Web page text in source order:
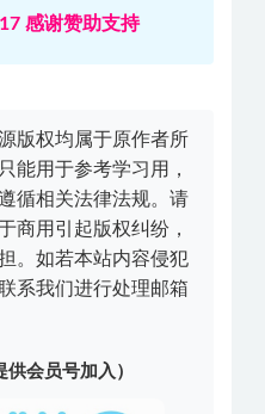
感谢赞助支持
版权均属于原作者所
能用于参考学习用，
循相关法律法规。请
商用引起版权纠纷，
。如若本站内容侵犯
系我们进行处理邮箱
会员号加入）